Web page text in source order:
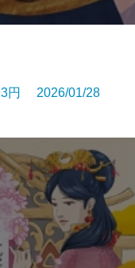
円 2026/01/28